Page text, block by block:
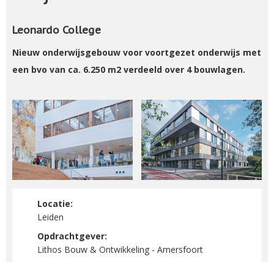
Leonardo College
Nieuw onderwijsgebouw voor voortgezet onderwijs met
een bvo van ca. 6.250 m2 verdeeld over 4 bouwlagen.
Locatie:
Leiden
Opdrachtgever:
Lithos Bouw & Ontwikkeling - Amersfoort